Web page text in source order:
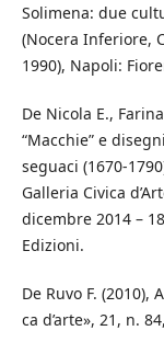
Solimena: due
(Nocera Inferiore,
1990), Napoli:
De Nicola E.,
“Macchie” e
seguaci (1670-
Galleria Civica
dicembre 2014 –
Edizioni.
De Ruvo F. (2010),
ca d’arte», 21, n.